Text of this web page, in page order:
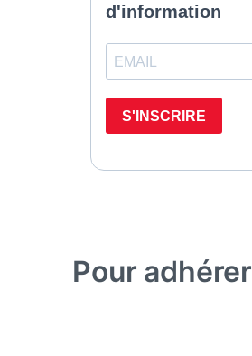
Pour adhérer